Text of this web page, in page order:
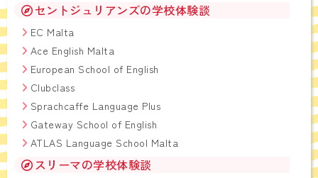
セントジュリアンズの学校体験談
EC Malta
Ace English Malta
European School of English
Clubclass
Sprachcaffe Language Plus
Gateway School of English
ATLAS Language School Malta
スリーマの学校体験談